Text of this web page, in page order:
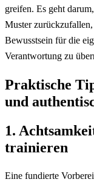
greifen. Es geht
Muster
Bewusstsein für die
Verantwortung zu
Praktische
und
1.
trainieren
Eine fundierte